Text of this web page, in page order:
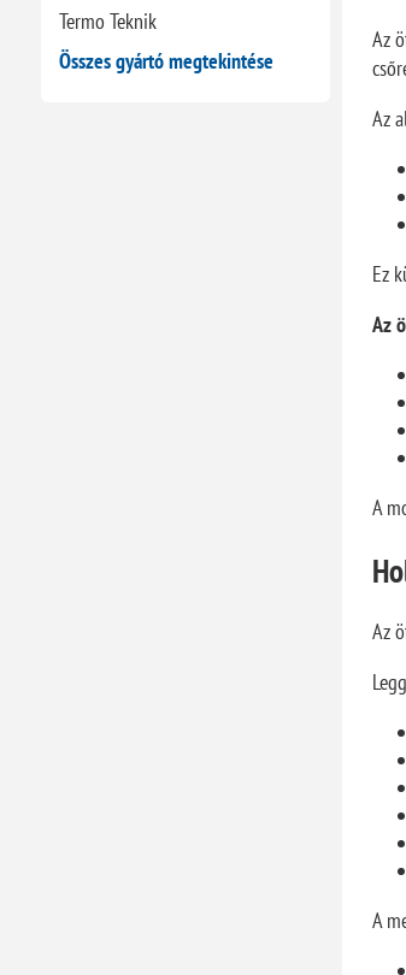
Termo Teknik
Összes gyártó megtekintése
Az
Az
Ez
Az
A
Az
A